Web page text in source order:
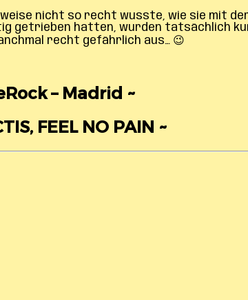
nicht so recht wusste, wie sie mit der
getrieben hatten, wurden tatsächlich
recht gefährlich aus… 😉
– Madrid ~
FEEL NO PAIN ~